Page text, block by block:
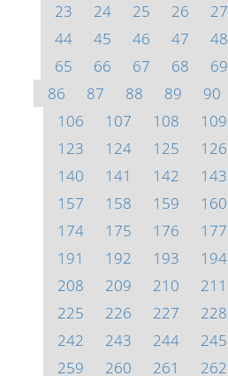
23
24 25 26 27
44
45 46 47 48
65
66 67 68 69
86
87 88 89 90
106
107 108 109
123
124 125 126
140
141 142 143
157
158 159 160
174
175 176 177
191
192 193 194
208
209 210 211
225
226 227 228
242
243 244 245
259
260 261 262